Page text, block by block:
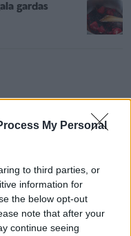
My Personal
to third parties, or
information for
the below opt-out
note that after your
continue seeing
gardas
gargraudu rīsu